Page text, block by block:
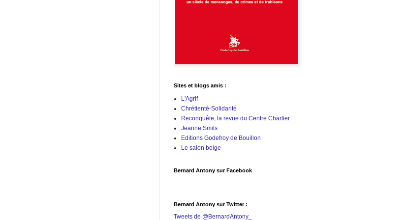
Sites et blogs amis :
L'Agrif
Chrétienté-Solidarité
Reconquête, la revue du Centre Charlier
Jeanne Smits
Editions Godefroy de Bouillon
Le salon beige
Bernard Antony sur Facebook
Bernard Antony sur Twitter :
Tweets de @BernardAntony_